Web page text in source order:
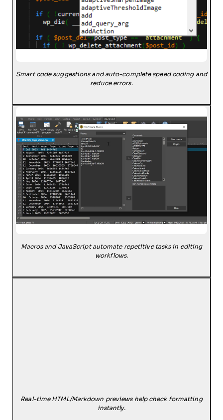
Smart code suggestions and auto-complete speed coding and
reduce errors.
Macros and JavaScript automate repetitive tasks in editing
workflows.
Real-time HTML/Markdown previews help check formatting
instantly.